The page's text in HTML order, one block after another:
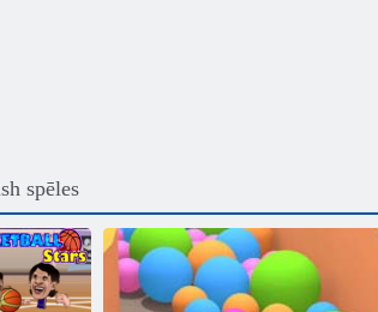
spēles